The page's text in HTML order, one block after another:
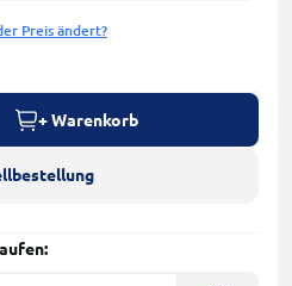
Preis ändert?
+ Warenkorb